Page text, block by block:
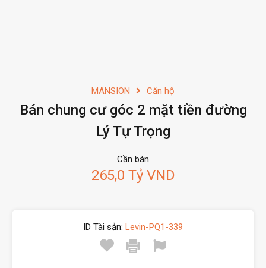
MANSION Căn hộ
Bán chung cư góc 2 mặt tiền đường
Lý Tự Trọng
Cần bán
265,0 Tỷ VND
ID Tài sản: Levin-PQ1-339